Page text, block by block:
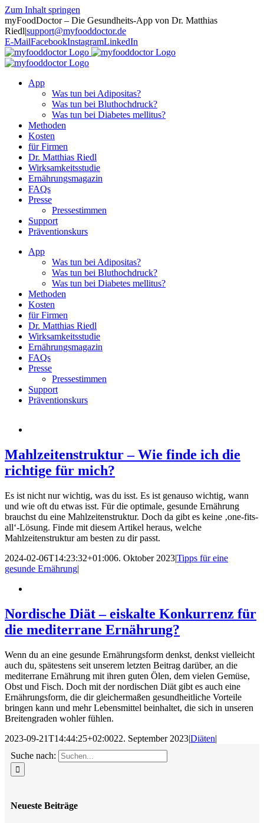
Zum Inhalt springen
myFoodDoctor – Die Gesundheits-App von Dr. Matthias
Riedl|support@myfooddoctor.de
E-MailFacebookInstagramLinkedIn
App
Was tun bei Adipositas?
Was tun bei Bluthochdruck?
Was tun bei Diabetes mellitus?
Methoden
Kosten
für Firmen
Dr. Matthias Riedl
Wirksamkeitsstudie
Ernährungsmagazin
FAQs
Presse
Pressestimmen
Support
Präventionskurs
App
Was tun bei Adipositas?
Was tun bei Bluthochdruck?
Was tun bei Diabetes mellitus?
Methoden
Kosten
für Firmen
Dr. Matthias Riedl
Wirksamkeitsstudie
Ernährungsmagazin
FAQs
Presse
Pressestimmen
Support
Präventionskurs
Mahlzeitenstruktur – Wie finde ich die
richtige für mich?
Es ist nicht nur wichtig, was du isst. Es ist genauso wichtig, wann
und wie oft du etwas isst. Für die optimale, gesunde Ernährung
brauchst du eine Mahlzeitenstruktur. Doch da gibt es keine ‚one-fits-
all‘-Lösung. Finde mit diesem Artikel heraus, welche
Mahlzeitenstruktur am besten zu dir passt.
2024-02-06T14:23:32+01:006. Oktober 2023|Tipps für eine
gesunde Ernährung|
Nordische Diät – eiskalte Konkurrenz für
die mediterrane Ernährung?
Wenn du an eine gesunde Ernährungsform denkst, denkst vielleicht
auch du, spätestens seit unserem letzten Beitrag darüber, an die
mediterrane Ernährung mit ihren guten Ölen, dem vielen Gemüse,
Obst und Fisch. Doch mit der nordischen Diät gibt es auch eine
Ernährungsform, die dir gleichermaßen gesundheitliche Vorteile
bringen kann und mehr Lebensmittel beinhaltet, die sich in unseren
Breitengraden wohler fühlen.
2023-09-21T14:44:25+02:0022. September 2023|Diäten|
Suche nach:
Neueste Beiträge